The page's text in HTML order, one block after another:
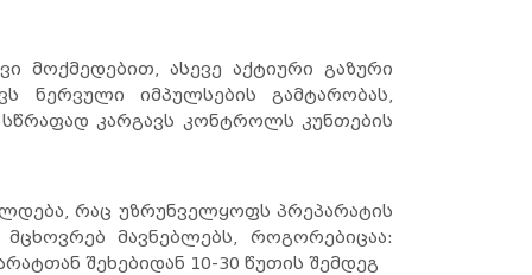
მოქმედებით, ასევე აქტიური გაზური
ნერვული იმპულსების გამტარობას,
სწრაფად კარგავს კონტროლს კუნთების
რაც უზრუნველყოფს პრეპარატის
მავნებლებს, როგორებიცაა:
შეხებიდან 10-30 წუთის შემდეგ